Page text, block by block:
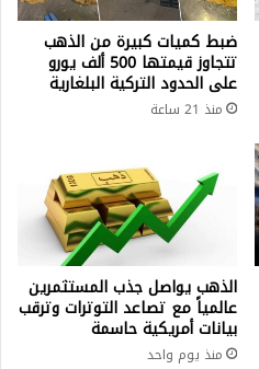
ضبط كميات كبيرة من الذهب
تتجاوز قيمتها 500 ألف يورو
على الحدود التركية البلغارية
منذ 21 ساعة
الذهب يواصل جذب المستثمرين
عالمياً مع تصاعد التوترات وترقب
بيانات أمريكية حاسمة
منذ يوم واحد